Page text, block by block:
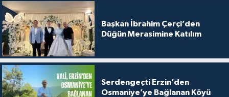
Başkan İbrahim Çerçi’den
Düğün Merasimine Katılım
Serdengeçti Erzin’den
Osmaniye’ye Bağlanan Köyü